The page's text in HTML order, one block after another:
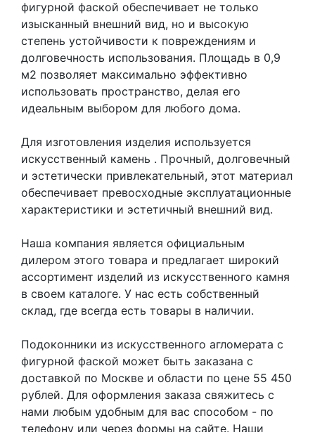
фигурной фаской обеспечивает не только
изысканный внешний вид, но и высокую
степень устойчивости к повреждениям и
долговечность использования. Площадь в 0,9
м2 позволяет максимально эффективно
использовать пространство, делая его
идеальным выбором для любого дома.
Для изготовления изделия используется
искусственный камень . Прочный, долговечный
и эстетически привлекательный, этот материал
обеспечивает превосходные эксплуатационные
характеристики и эстетичный внешний вид.
Наша компания является официальным
дилером этого товара и предлагает широкий
ассортимент изделий из искусственного камня
в своем каталоге. У нас есть собственный
склад, где всегда есть товары в наличии.
Подоконники из искусственного агломерата с
фигурной фаской может быть заказана с
доставкой по Москве и области по цене 55 450
рублей. Для оформления заказа свяжитесь с
нами любым удобным для вас способом - по
телефону или через формы на сайте. Наши